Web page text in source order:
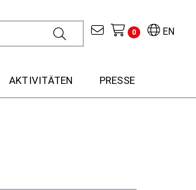
EN
0
AKTIVITÄTEN PRESSE